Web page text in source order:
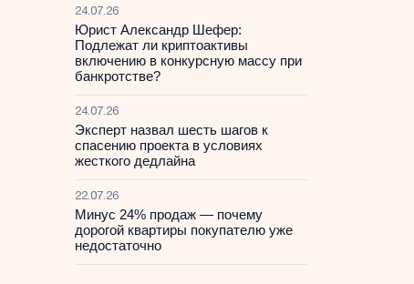
24.07.26
Юрист Александр Шефер:
Подлежат ли криптоактивы
включению в конкурсную массу при
банкротстве?
24.07.26
Эксперт назвал шесть шагов к
спасению проекта в условиях
жесткого дедлайна
22.07.26
Минус 24% продаж — почему
дорогой квартиры покупателю уже
недостаточно